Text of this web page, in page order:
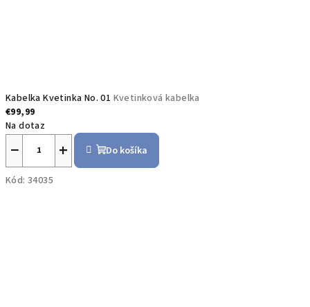
Kabelka Kvetinka No. 01 Kvetinková kabelka
€99,99
Na dotaz
+
− Do košíka
Kód: 34035